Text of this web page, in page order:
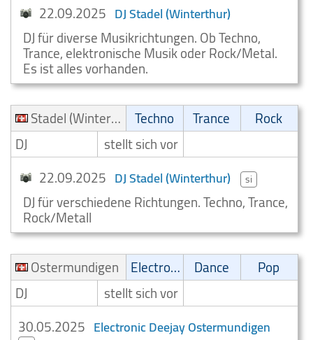
22.09.2025 DJ Stadel (Winterthur)
DJ für diverse Musikrichtungen. Ob Techno,
Trance, elektronische Musik oder Rock/Metal.
Es ist alles vorhanden.
Stadel (Winterthur)
Techno Trance
Rock
DJ
stellt sich vor
22.09.2025 DJ Stadel (Winterthur) si
DJ für verschiedene Richtungen. Techno, Trance,
Rock/Metall
Ostermundigen
Electronic Dance
Pop
DJ
stellt sich vor
30.05.2025 Electronic Deejay Ostermundigen